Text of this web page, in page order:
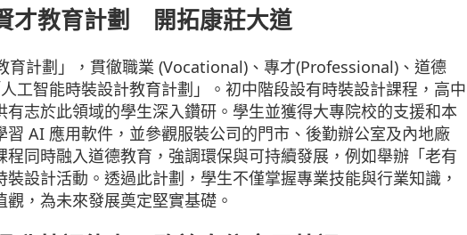
才教育計劃 開拓康莊大道
育計劃」，貫徹職業 (Vocational)、專才(Professional)、道德
工智能時裝設計教育計劃」。初中階段設有時裝設計課程，高中
有志於此領域的學生深入鑽研。學生並獲得大專院校的支援和本
習 AI 應用軟件，並參觀服裝公司的門市、後勤辦公室及內地廠
程同時融入道德教育，強調環保與可持續發展，例如舉辦「老有
設計活動。透過此計劃，學生不僅掌握專業技能與行業知識，
，為未來發展奠定堅實基礎。